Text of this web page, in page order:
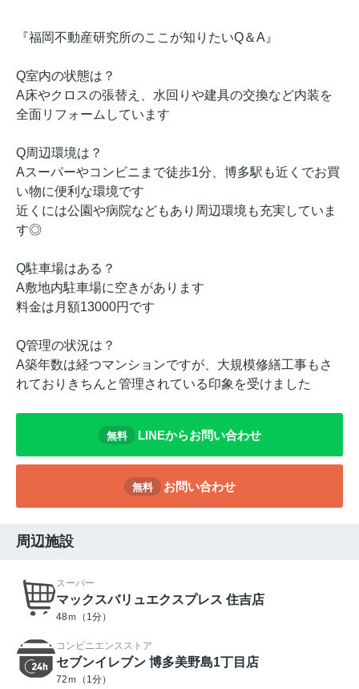
『福岡不動産研究所のここが知りたいQ＆A』
Q室内の状態は？
A床やクロスの張替え、水回りや建具の交換など内装を
全面リフォームしています
Q周辺環境は？
Aスーパーやコンビニまで徒歩1分、博多駅も近くでお買
い物に便利な環境です
近くには公園や病院などもあり周辺環境も充実していま
す◎
Q駐車場はある？
A敷地内駐車場に空きがあります
料金は月額13000円です
Q管理の状況は？
A築年数は経つマンションですが、大規模修繕工事もさ
れておりきちんと管理されている印象を受けました
無料 LINEからお問い合わせ
無料 お問い合わせ
周辺施設
スーパー
マックスバリュエクスプレス 住吉店
48ｍ（1分）
コンビニエンスストア
セブンイレブン 博多美野島1丁目店
72ｍ（1分）